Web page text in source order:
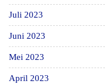
Juli 2023
Juni 2023
Mei 2023
April 2023